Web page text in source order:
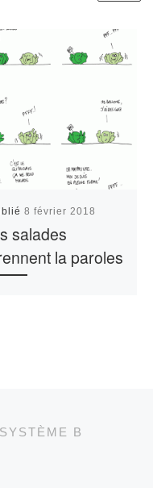
8 février 2018
salades
la paroles
B